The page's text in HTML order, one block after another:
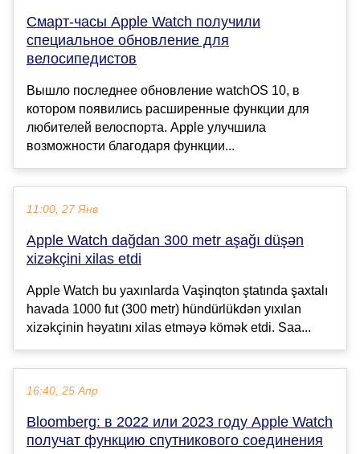
Смарт-часы Apple Watch получили
специальное обновление для
велосипедистов
Вышло последнее обновление watchOS 10, в
котором появились расширенные функции для
любителей велоспорта. Apple улучшила
возможности благодаря функции...
11:00, 27 Янв
Apple Watch dağdan 300 metr aşağı düşən
xizəkçini xilas etdi
Apple Watch bu yaxınlarda Vaşinqton ştatında şaxtalı
havada 1000 fut (300 metr) hündürlükdən yıxılan
xizəkçinin həyatını xilas etməyə kömək etdi. Saa...
16:40, 25 Апр
Bloomberg: в 2022 или 2023 году Apple Watch
получат функцию спутникового соединения